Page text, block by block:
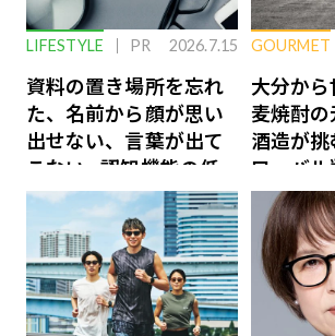
LIFESTYLE PR 2026.7.15
資料の置き場所を忘れ
た、名前から顔が思い
出せない、言葉が出て
こない…認知機能の低
下を救う、脳のインナ
ーケアとは
GOURMET
大分か
麦焼酎
酒造が
ローバル